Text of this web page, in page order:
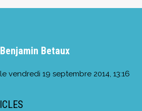
Benjamin Betaux
le vendredi 19 septembre 2014, 13:16